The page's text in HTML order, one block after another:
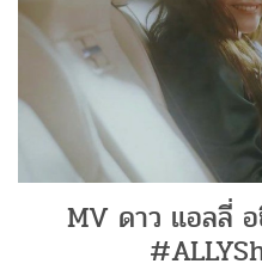
MV ดาว แอลลี่